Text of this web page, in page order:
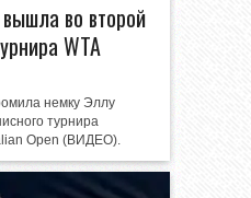
во второй
WTA
немку Эллу
турнира
Open (ВИДЕО).